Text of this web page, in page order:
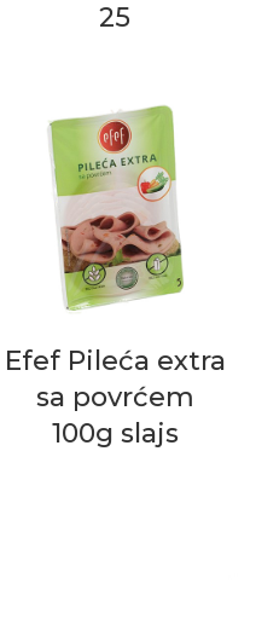
25
Efef Pileća extra
sa povrćem
100g slajs